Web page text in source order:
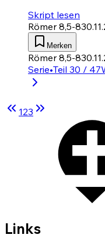
Skript lesen
Römer 8,5-8
Merken
Römer 8,5-8
Serie•Teil 30 / 47
123
Links